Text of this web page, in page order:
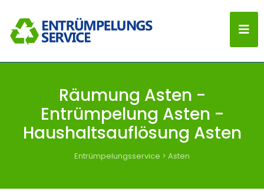
Räumung Asten -
Entrümpelung Asten -
Haushaltsauflösung Asten
Entrümpelungsservice > Asten